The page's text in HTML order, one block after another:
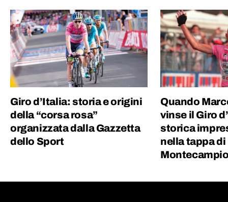
Giro d’Italia: storia e origini
della “corsa rosa”
organizzata dalla Gazzetta
dello Sport
Quando
vinse il Giro
storica
nella tappa di